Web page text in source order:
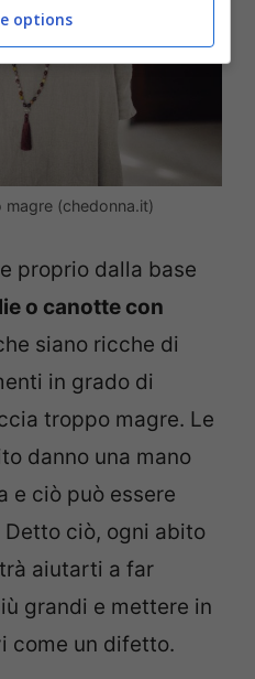
(chedonna.it)
proprio dalla base
o canotte con
siano ricche di
in grado di
troppo magre. Le
danno una mano
e ciò può essere
ciò, ogni abito
aiutarti a far
grandi e mettere in
come un difetto.
options